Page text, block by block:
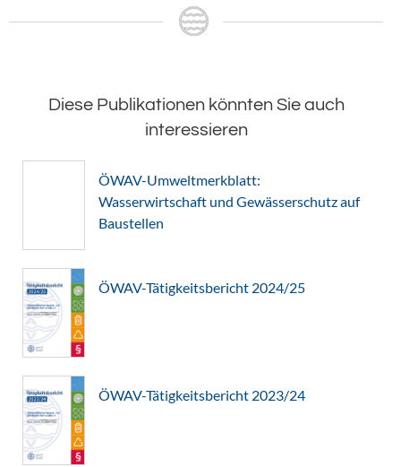
Diese Publikationen könnten Sie auch
interessieren
ÖWAV-Umweltmerkblatt:
Wasserwirtschaft und Gewässerschutz auf
Baustellen
ÖWAV-Tätigkeitsbericht 2024/25
ÖWAV-Tätigkeitsbericht 2023/24